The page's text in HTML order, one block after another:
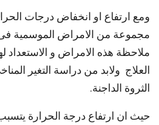
ومع ارتفاع او انخفاض درجات
مجموعة من الامراض الموسمية فى
ملاحظة هذه الامراض و الاستعداد
العلاج ولابد من دراسة التغير
الثروة الداجنة.
حيث ان ارتفاع درجة الحرارة